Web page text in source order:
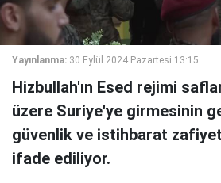
Yayınlanma: 30 Eylül 2024 Pazartesi 13:15
Hizbullah'ın Esed rejimi
üzere Suriye'ye girmesinin
güvenlik ve istihbarat
ifade ediliyor.